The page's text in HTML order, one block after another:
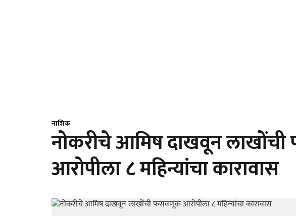
नाशिक
नोकरीचे आमिष दाखवून
आरोपीला ८ महिन्यांचा कारावास